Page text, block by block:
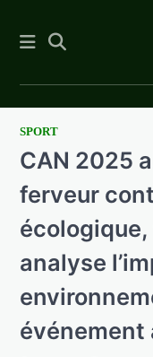
SkipSPORT
CAN 2025
ferveur
analyse
événement